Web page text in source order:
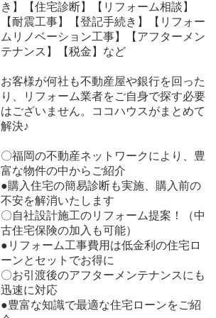
き】【住宅診断】【リフォーム相談】
【耐震工事】【登記手続き】【リフォー
ムリノベーション工事】【アフターメン
テナンス】【税金】など
お客様が何社も不動産屋や銀行を回った
り、リフォーム業者をご自身で探す必要
はございません。ココハウスがまとめて
解決♪
〇福岡の不動産ネットワークにより、豊
富な物件の中からご紹介
●購入住宅の簡易診断も実施、購入前の
不安を解消いたします
〇自社設計施工のリフォーム提案！（中
古住宅保険の加入も可能）
●リフォーム工事費用は低金利の住宅ロ
ーンとセットでお得に
〇お引渡後のアフターメンテナンスにも
迅速に対応
●豊富な知識で最適な住宅ローンをご紹